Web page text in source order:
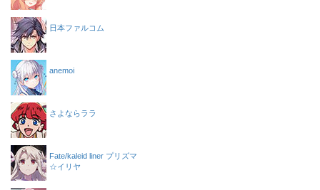
日本ファルコム
anemoi
さよならララ
Fate/kaleid liner プリズマ
☆イリヤ